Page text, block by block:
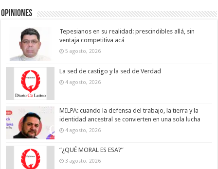
Opiniones
Tepesianos en su realidad: prescindibles allá, sin
ventaja competitiva acá
5 agosto, 2026
La sed de castigo y la sed de Verdad
4 agosto, 2026
MILPA: cuando la defensa del trabajo, la tierra y la
identidad ancestral se convierten en una sola lucha
4 agosto, 2026
“¿QUÉ MORAL ES ESA?”
3 agosto, 2026